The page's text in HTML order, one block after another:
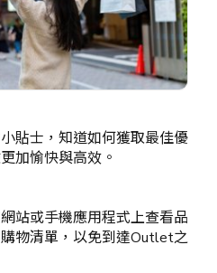
貼士，知道如何獲取最佳優
加愉快與高效。
站或手機應用程式上查看品
物清單，以免到達Outlet之